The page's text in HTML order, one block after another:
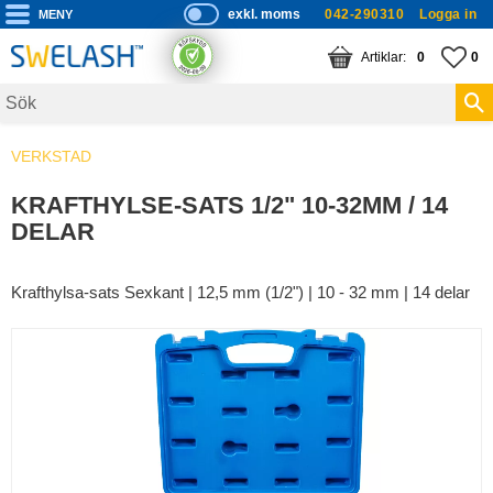
Meny
P
ri
s
s
exkl. moms 042-290310 Logga in
0
KUNDVAGN
ANTAL 0
VERKSTAD
KRAFTHYLSE-SATS 1/2" 10-32MM / 14
DELAR
Krafthylsa-sats Sexkant | 12,5 mm (1/2") | 10 - 32 mm | 14 delar